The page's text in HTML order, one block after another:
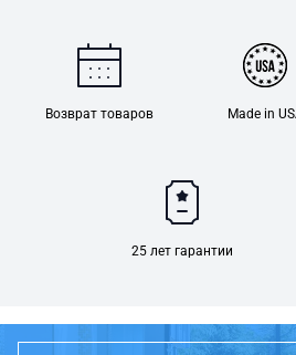
Возврат товаров Made in
25 лет гарантии